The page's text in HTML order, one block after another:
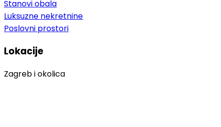
Stanovi obala
Luksuzne nekretnine
Poslovni prostori
Lokacije
Zagreb i okolica